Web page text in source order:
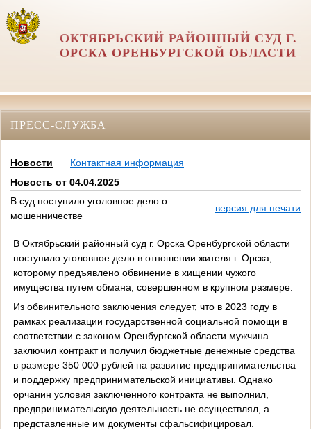
ОКТЯБРЬСКИЙ РАЙОННЫЙ СУД Г.
ОРСКА ОРЕНБУРГСКОЙ ОБЛАСТИ
ПРЕСС-СЛУЖБА
Новости
Контактная информация
Новость от 04.04.2025
В суд поступило уголовное дело о
мошенничестве
версия для печати
В Октябрьский районный суд г. Орска Оренбургской области
поступило уголовное дело в отношении жителя г. Орска,
которому предъявлено обвинение в хищении чужого
имущества путем обмана, совершенном в крупном размере.
Из обвинительного заключения следует, что в 2023 году в
рамках реализации государственной социальной помощи в
соответствии с законом Оренбургской области мужчина
заключил контракт и получил бюджетные денежные средства
в размере 350 000 рублей на развитие предпринимательства
и поддержку предпринимательской инициативы. Однако
орчанин условия заключенного контракта не выполнил,
предпринимательскую деятельность не осуществлял, а
представленные им документы сфальсифицировал.